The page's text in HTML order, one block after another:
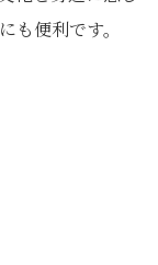
も便利です。